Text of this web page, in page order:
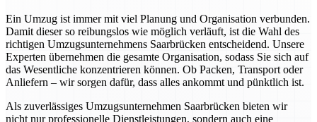
Ein Umzug ist immer mit viel Planung und Organisation verbunden.
Damit dieser so reibungslos wie möglich verläuft, ist die Wahl des
richtigen Umzugsunternehmens Saarbrücken entscheidend. Unsere
Experten übernehmen die gesamte Organisation, sodass Sie sich auf
das Wesentliche konzentrieren können. Ob Packen, Transport oder
Anliefern – wir sorgen dafür, dass alles ankommt und pünktlich ist.
Als zuverlässiges Umzugsunternehmen Saarbrücken bieten wir
nicht nur professionelle Dienstleistungen, sondern auch eine